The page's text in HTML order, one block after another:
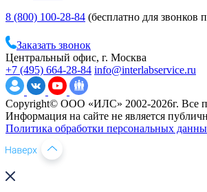
8 (800) 100-28-84 (бесплатно для звонков
Заказать звонок
Центральный офис, г. Москва
+7 (495) 664-28-84 info@interlabservice.ru
Copyright© ООО «ИЛС» 2002-2026г. Все
Информация на сайте не является
Политика обработки персональных